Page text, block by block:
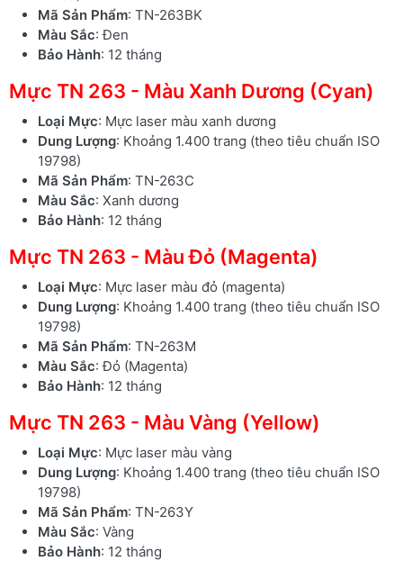
Mã Sản Phẩm: TN-263BK
Màu Sắc: Đen
Bảo Hành: 12 tháng
Mực TN 263 - Màu Xanh Dương (Cyan)
Loại Mực: Mực laser màu xanh dương
Dung Lượng: Khoảng 1.400 trang (theo tiêu chuẩn ISO
19798)
Mã Sản Phẩm: TN-263C
Màu Sắc: Xanh dương
Bảo Hành: 12 tháng
Mực TN 263 - Màu Đỏ (Magenta)
Loại Mực: Mực laser màu đỏ (magenta)
Dung Lượng: Khoảng 1.400 trang (theo tiêu chuẩn ISO
19798)
Mã Sản Phẩm: TN-263M
Màu Sắc: Đỏ (Magenta)
Bảo Hành: 12 tháng
Mực TN 263 - Màu Vàng (Yellow)
Loại Mực: Mực laser màu vàng
Dung Lượng: Khoảng 1.400 trang (theo tiêu chuẩn ISO
19798)
Mã Sản Phẩm: TN-263Y
Màu Sắc: Vàng
Bảo Hành: 12 tháng